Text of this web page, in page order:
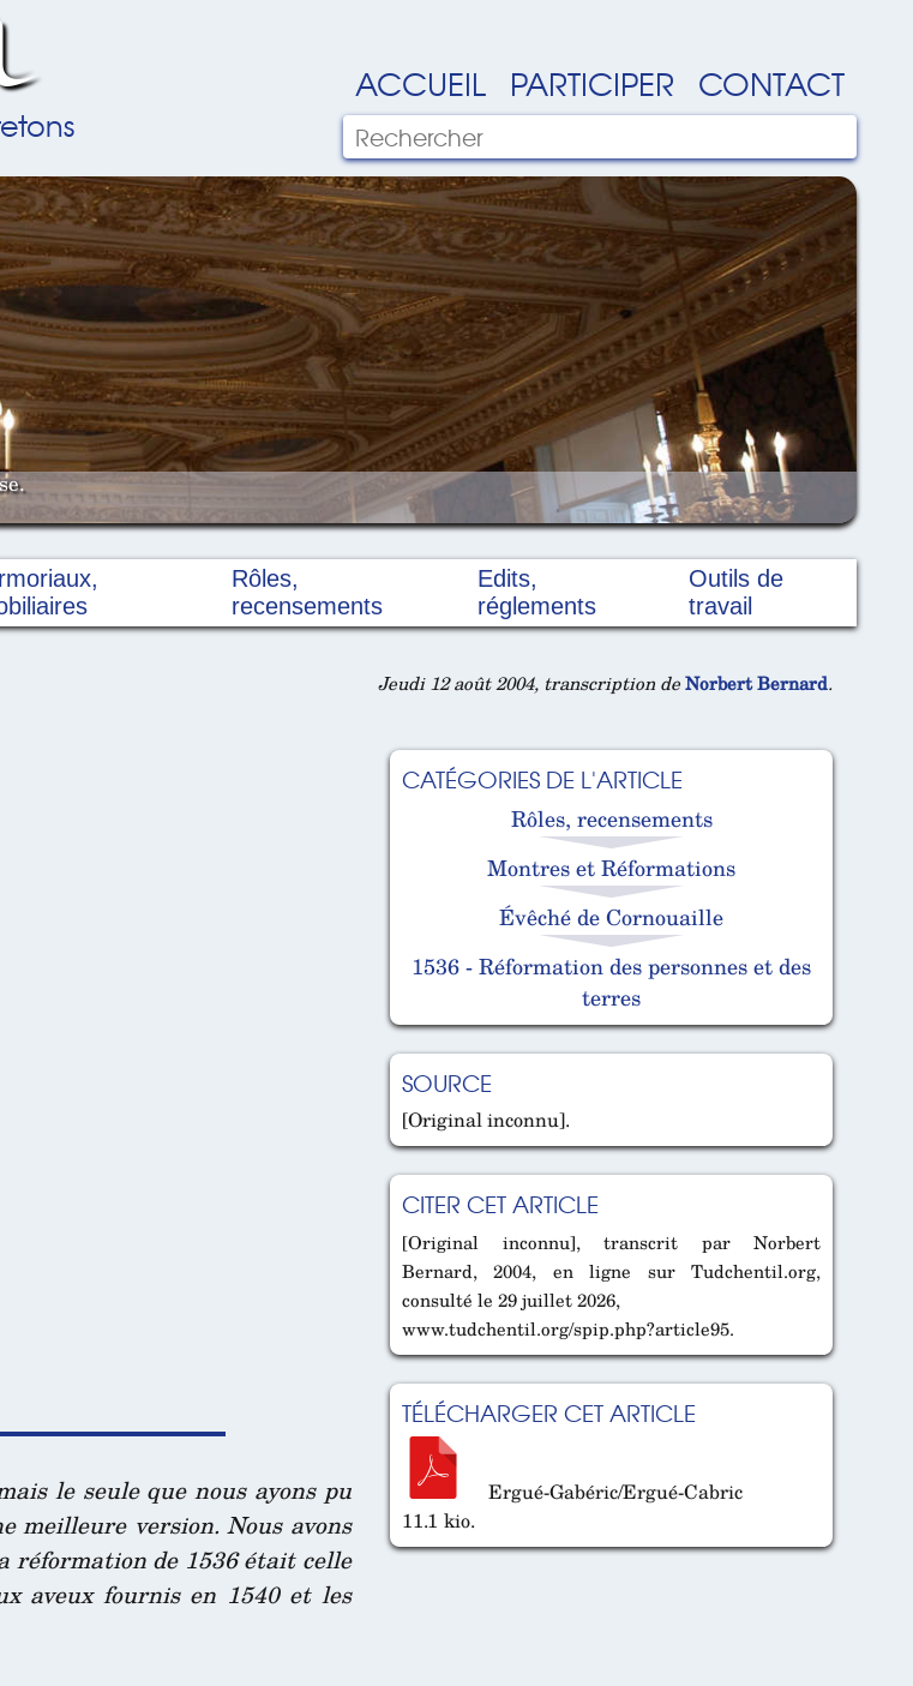
ACCUEIL PARTICIPER CONTACT
Rôles,
recensements
Edits,
réglements
Outils de
travail
Jeudi 12 août 2004, transcription deNorbert Bernard.
CATÉGORIES DE L'ARTICLE
Rôles, recensements
Montres et Réformations
Évêché de Cornouaille
1536 - Réformation des personnes et des
terres
SOURCE
[Original inconnu].
CITER CET ARTICLE
[Original inconnu], transcrit par Norbert
Bernard, 2004, en ligne sur Tudchentil.org,
consulté le 29 juillet 2026,
www.tudchentil.org/spip.php?article95.
TÉLÉCHARGER CET ARTICLE
Ergué-Gabéric/Ergué-Cabric
11.1 kio.
le seule que nous ayons pu
meilleure version. Nous avons
réformation de 1536 était celle
aveux fournis en 1540 et les